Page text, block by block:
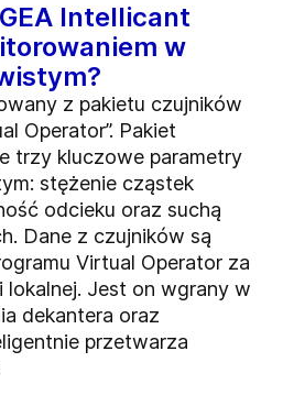
Intellicant
w
z pakietu czujników
Operator”. Pakiet
trzy kluczowe parametry
stężenie cząstek
odcieku oraz suchą
Dane z czujników są
Virtual Operator za
lokalnej. Jest on wgrany w
dekantera oraz
przetwarza